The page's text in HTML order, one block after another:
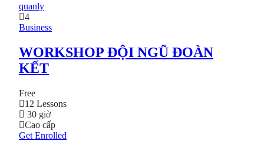
quanly
4
Business
WORKSHOP ĐỘI NGŨ ĐOÀN
KẾT
Free
12 Lessons
30 giờ
Cao cấp
Get Enrolled